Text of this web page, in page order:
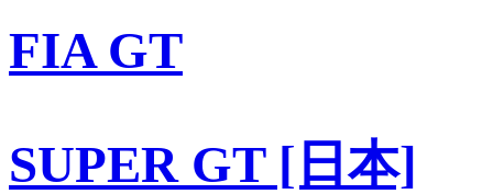
FIA GT
SUPER GT [日本]